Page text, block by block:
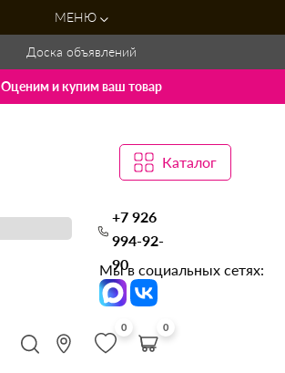
МЕНЮ
Доска объявлений
Оценим и купим ваш товар
Каталог
+7 926
994-92-
90
Мы в социальных сетях:
0 0